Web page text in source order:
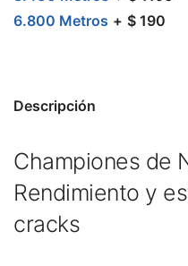
6.800 Metros $ 190
Descripción
Championes de
Rendimiento y
cracks